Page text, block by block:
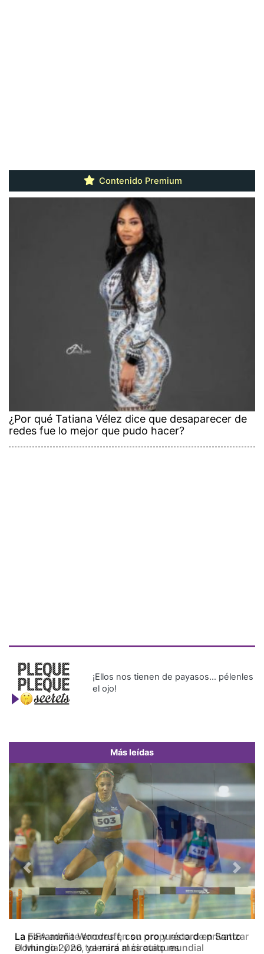
Contenido Premium
¿Por qué Tatiana Vélez dice que desaparecer de
redes fue lo mejor que pudo hacer?
¡Ellos nos tienen de payasos… pélenles
el ojo!
Más leídas
La FIFA admite errores en su propuesta de privatizar
el Mundial y no tolerará más ataques
Previous Next